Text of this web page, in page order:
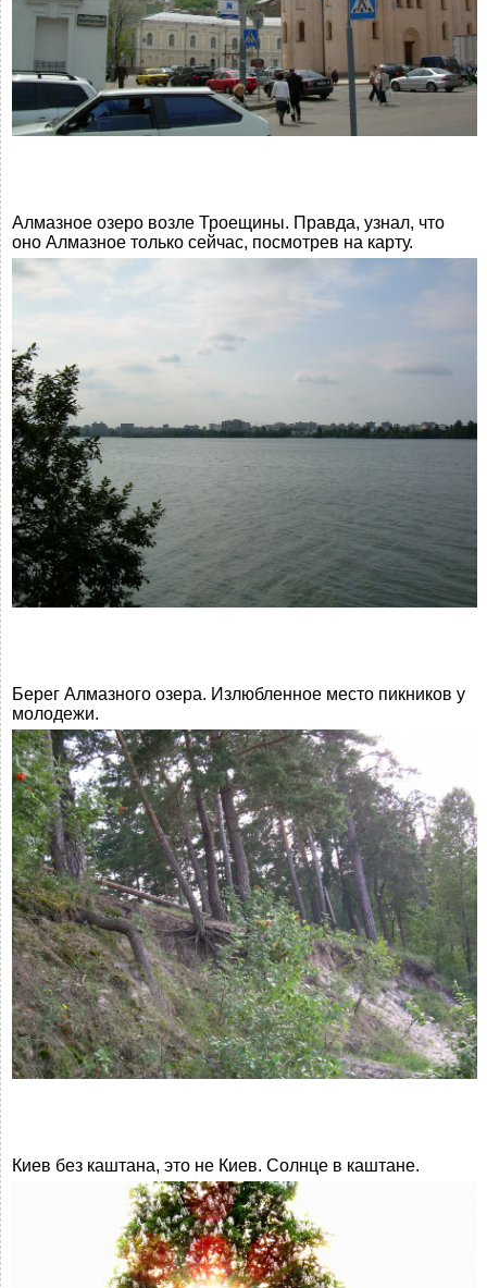
Алмазное озеро возле Троещины. Правда, узнал, что
оно Алмазное только сейчас, посмотрев на карту.
Берег Алмазного озера. Излюбленное место пикников у
молодежи.
Киев без каштана, это не Киев. Солнце в каштане.